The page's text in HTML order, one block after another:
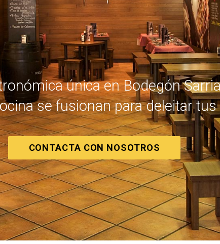
única en Bodegón
se fusionan para deleitar
CONTACTA CON NOSOTROS